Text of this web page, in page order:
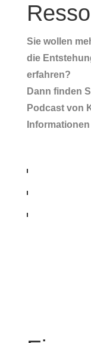
Sie wollen
die
erfahren?
Dann finden
Podcast von